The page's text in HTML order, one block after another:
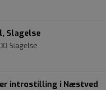
Slagelse
Slagelse
introstilling i Næstved